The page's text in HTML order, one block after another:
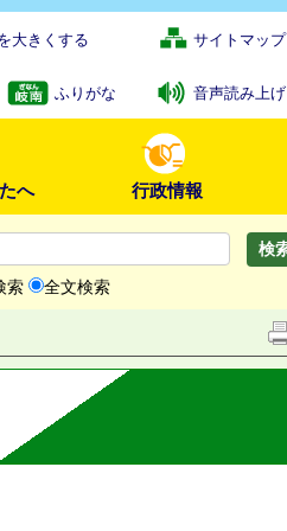
大きくする サイトマップ
ふりがな 音声読み上げ
へ 行政情報
索 全文検索